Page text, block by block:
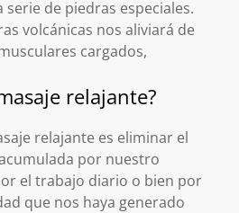
serie de piedras especiales.
volcánicas nos aliviará de
cargados,
relajante?
relajante es eliminar el
por nuestro
el trabajo diario o bien por
que nos haya generado